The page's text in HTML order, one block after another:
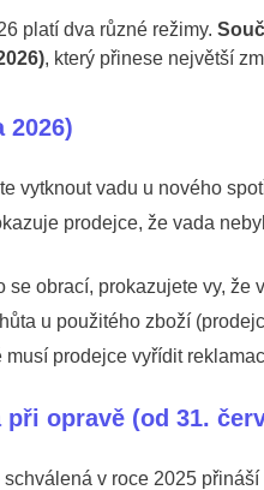
platí dva různé režimy.
, který přinese největší
2026)
vytknout vadu u nového
prodejce, že vada
obrací, prokazujete vy, že
u použitého zboží
prodejce vyřídit
opravě (od 31.
v roce 2025